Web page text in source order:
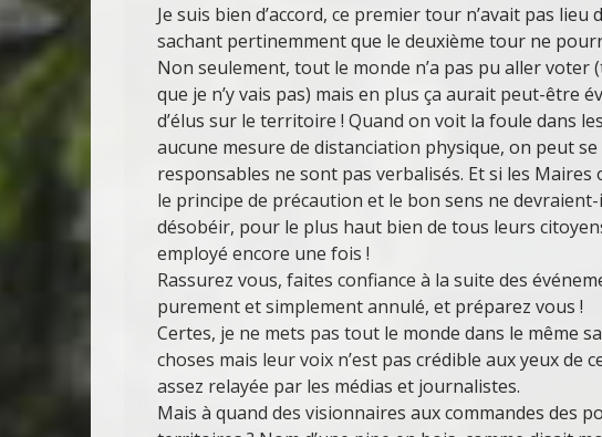
Je suis bien d’accord, ce premier tour n’avait pas
sachant pertinemment que le deuxième tour ne
Non seulement, tout le monde n’a pas pu aller voter
que je n’y vais pas) mais en plus ça aurait peut-être
d’élus sur le territoire ! Quand on voit la foule dans
aucune mesure de distanciation physique, on peut
responsables ne sont pas verbalisés. Et si les
le principe de précaution et le bon sens ne
désobéir, pour le plus haut bien de tous leurs
employé encore une fois !
Rassurez vous, faites confiance à la suite des
purement et simplement annulé, et préparez vous !
Certes, je ne mets pas tout le monde dans le même
choses mais leur voix n’est pas crédible aux yeux de
assez relayée par les médias et journalistes.
Mais à quand des visionnaires aux commandes des